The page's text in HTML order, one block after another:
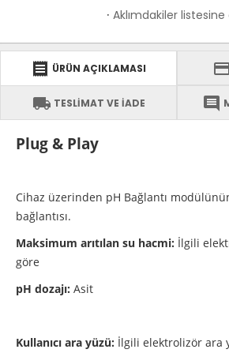
· Aklımdakiler listesine
receipt ÜRÜN AÇIKLAMASI credit_card
local_shipping TESLİMAT VE İADE comment
Plug & Play
Cihaz üzerinden pH Bağlantı
bağlantısı.
Maksimum arıtılan su hacmi: İlgili
göre
pH dozajı: Asit
Kullanıcı ara yüzü: İlgili elektrolizör ara